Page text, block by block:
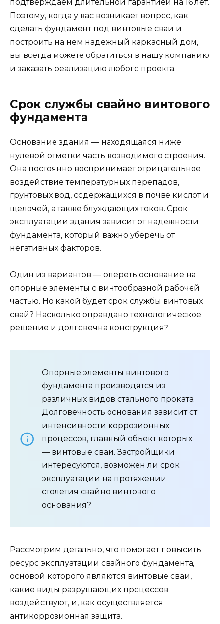
подтверждаем длительной гарантией на 16 лет.
Поэтому, когда у вас возникает вопрос, как
сделать фундамент под винтовые сваи и
построить на нем надежный каркасный дом,
вы всегда можете обратиться в нашу компанию
и заказать реализацию любого проекта.
Срок службы свайно винтового
фундамента
Основание здания — находящаяся ниже
нулевой отметки часть возводимого строения.
Она постоянно воспринимает отрицательное
воздействие температурных перепадов,
грунтовых вод, содержащихся в почве кислот и
щелочей, а также блуждающих токов. Срок
эксплуатации здания зависит от надежности
фундамента, который важно уберечь от
негативных факторов.
Один из вариантов — опереть основание на
опорные элементы с винтообразной рабочей
частью. Но какой будет срок службы винтовых
свай? Насколько оправдано технологическое
решение и долговечна конструкция?
Опорные элементы винтового
фундамента производятся из
различных видов стального проката.
Долговечность основания зависит от
интенсивности коррозионных
процессов, главный объект которых
— винтовые сваи. Застройщики
интересуются, возможен ли срок
эксплуатации на протяжении
столетия свайно винтового
основания?
Рассмотрим детально, что помогает повысить
ресурс эксплуатации свайного фундамента,
основой которого являются винтовые сваи,
какие виды разрушающих процессов
воздействуют, и, как осуществляется
антикоррозионная защита.